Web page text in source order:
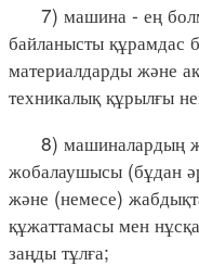
7) машина - ең
байланысты құрамдас
материалдарды және
техникалық құрылғы
8) машиналардың
жобалаушысы (бұдан
және (немесе)
құжаттамасы мен
заңды тұлға;